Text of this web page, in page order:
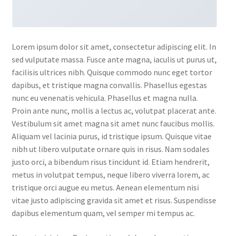
Lorem ipsum dolor sit amet, consectetur adipiscing elit. In
sed vulputate massa. Fusce ante magna, iaculis ut purus ut,
facilisis ultrices nibh. Quisque commodo nunc eget tortor
dapibus, et tristique magna convallis. Phasellus egestas
nunc eu venenatis vehicula. Phasellus et magna nulla.
Proin ante nunc, mollis a lectus ac, volutpat placerat ante.
Vestibulum sit amet magna sit amet nunc faucibus mollis.
Aliquam vel lacinia purus, id tristique ipsum. Quisque vitae
nibh ut libero vulputate ornare quis in risus. Nam sodales
justo orci, a bibendum risus tincidunt id. Etiam hendrerit,
metus in volutpat tempus, neque libero viverra lorem, ac
tristique orci augue eu metus. Aenean elementum nisi
vitae justo adipiscing gravida sit amet et risus. Suspendisse
dapibus elementum quam, vel semper mi tempus ac.